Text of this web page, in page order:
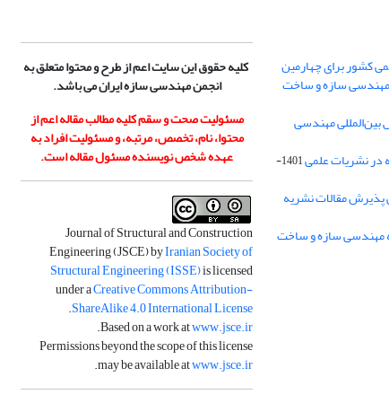
کشور برای چهارمین
سازه و ساخت
مهندسی
در نشریات علمی
1401-
مقالات نشریه
کلیه حقوق این سایت اعم از طرح و محتوا متعلق به
انجمن مهندسی سازه ایران می باشد.
مسئولیت صحت و سقم کلیه مطالب مقاله اعم از
محتوا، نام، تخصص، مرتبه، و مسئولیت افراد به
عهده شخص نویسنده مسئول مقاله است.
Journal of Structural and Construction
Engineering (JSCE) byIranian Society of
Structural Engineering (ISSE)is licensed
under aCreative Commons Attribution-
ShareAlike 4.0 International License
.
Based on a work atwww.jsce.ir
.
Permissions beyond the scope of this license
may be available atwww.jsce.ir
.